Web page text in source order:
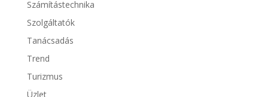
Számítástechnika
Szolgáltatók
Tanácsadás
Trend
Turizmus
Üzlet